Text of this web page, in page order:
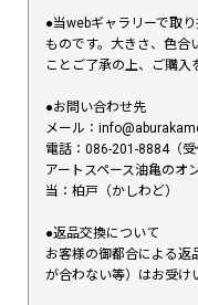
●当webギャラリーで取
ものです。大きさ、色合
ことご了承の上、ご購入
●お問い合わせ先
メール：
電話：086-201-8884（
アートスペース油亀の
当：柏戸（かしわど）
●返品交換について
お客様の御都合による返
が合わない等）はお受け